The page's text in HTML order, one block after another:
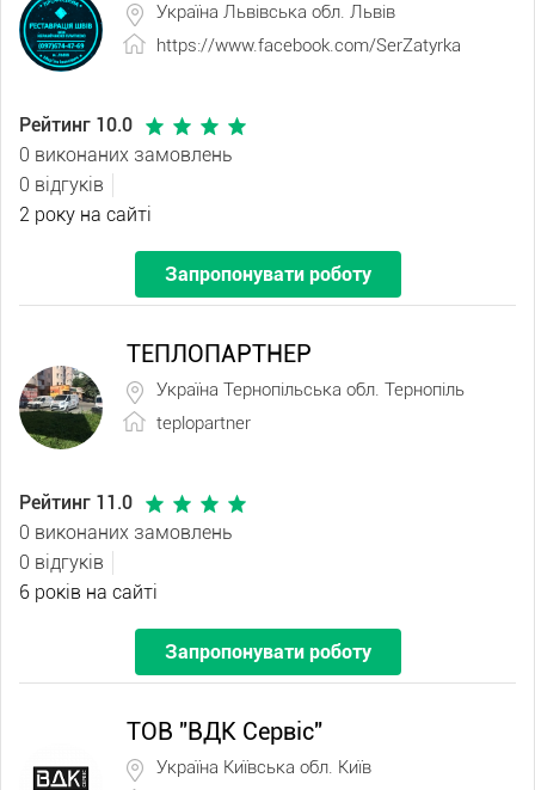
Україна Львівська обл. Львів
https://www.facebook.com/SerZatyrka
Рейтинг 10.0
0 виконаних замовлень
0 відгуків
2 року на сайті
Запропонувати роботу
ТЕПЛОПАРТНЕР
Україна Тернопільська обл. Тернопіль
teplopartner
Рейтинг 11.0
0 виконаних замовлень
0 відгуків
6 років на сайті
Запропонувати роботу
ТОВ "ВДК Сервіс"
Україна Київська обл. Київ